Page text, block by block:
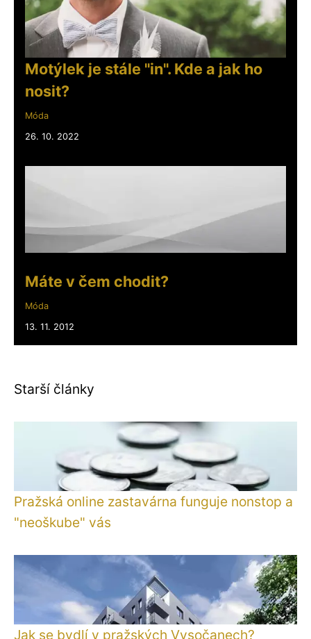
Motýlek je stále "in". Kde a jak ho
nosit?
Móda
26. 10. 2022
Máte v čem chodit?
Móda
13. 11. 2012
Starší články
Pražská online zastavárna funguje nonstop a
"neoškube" vás
Jak se bydlí v pražských Vysočanech?